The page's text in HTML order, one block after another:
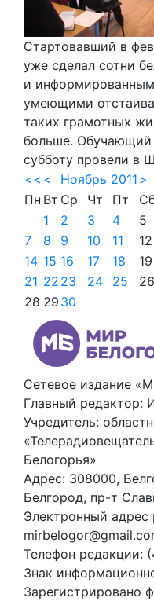
Стартовавший в
уже сделал сотни
и
умеющими
таких грамотных
больше.
субботу провели в
<< < Ноябрь 2011 >
Пн Вт Ср Чт Пт
1
2 3 4 5
7
8 9 10 11 12
14 15 16 17 18 19
21 22 23 24 25 26
28 29 30
Сетевое издание
Главный редактор:
Учредитель:
Белогорья»
Адрес: 308000,
Белгород, пр-т
Электронный адрес
Телефон редакции:
Знак
Зарегистрировано